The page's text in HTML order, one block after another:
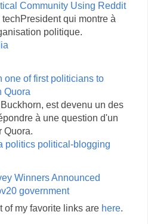
Community Using Reddit
qui montre à
politique.
one of first politicians to
Quora
est devenu un des
à une question d'un
Quora.
politics political-blogging
Winners Announced
government
of my favorite links are here.